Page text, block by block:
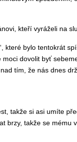
kteří vyráželi na
které bylo tentokrát
dovolit byť
tím, že nás dnes
takže si asi umíte
brzy, takže se